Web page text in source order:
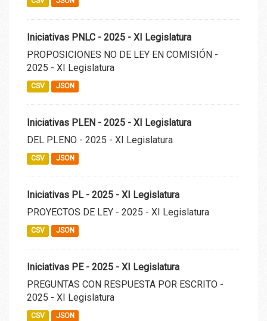
Iniciativas PNLC - 2025 - XI Legislatura
PROPOSICIONES NO DE LEY EN COMISIÓN -
2025 - XI Legislatura
CSV JSON
Iniciativas PLEN - 2025 - XI Legislatura
DEL PLENO - 2025 - XI Legislatura
CSV JSON
Iniciativas PL - 2025 - XI Legislatura
PROYECTOS DE LEY - 2025 - XI Legislatura
CSV JSON
Iniciativas PE - 2025 - XI Legislatura
PREGUNTAS CON RESPUESTA POR ESCRITO -
2025 - XI Legislatura
CSV JSON